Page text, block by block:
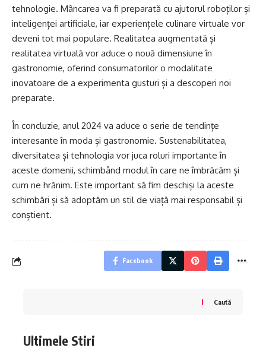
tehnologie. Mâncarea va fi preparată cu ajutorul roboților și
inteligenței artificiale, iar experiențele culinare virtuale vor
deveni tot mai populare. Realitatea augmentată și
realitatea virtuală vor aduce o nouă dimensiune în
gastronomie, oferind consumatorilor o modalitate
inovatoare de a experimenta gusturi și a descoperi noi
preparate.
În concluzie, anul 2024 va aduce o serie de tendințe
interesante în moda și gastronomie. Sustenabilitatea,
diversitatea și tehnologia vor juca roluri importante în
aceste domenii, schimbând modul în care ne îmbrăcăm și
cum ne hrănim. Este important să fim deschiși la aceste
schimbări și să adoptăm un stil de viață mai responsabil și
conștient.
Facebook
Caută
Ultimele Stiri